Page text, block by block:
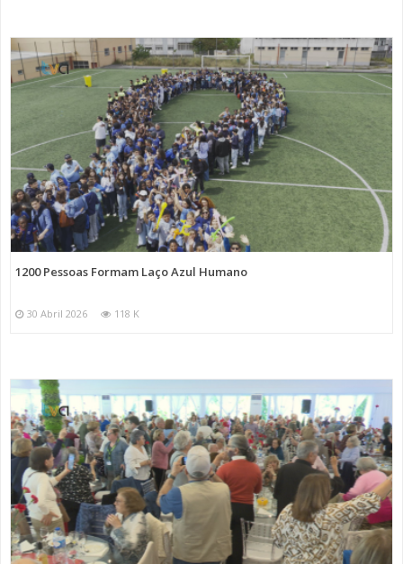
1200 Pessoas Formam Laço Azul Humano
30 Abril 2026 118 K